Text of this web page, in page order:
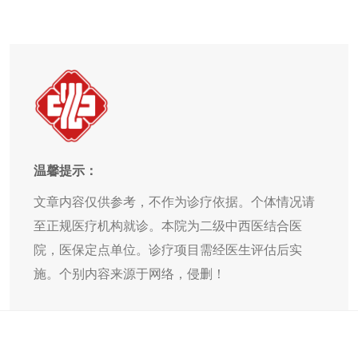
温馨提示：
文章内容仅供参考，不作为诊疗依据。个体情况请
至正规医疗机构就诊。本院为二级中西医结合医
院，医保定点单位。诊疗项目需经医生评估后实
施。个别内容来源于网络，侵删！